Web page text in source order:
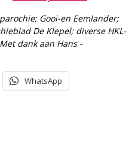
Gooi-en Eemlander;
De Klepel; diverse HKL-
dank aan Hans
WhatsApp